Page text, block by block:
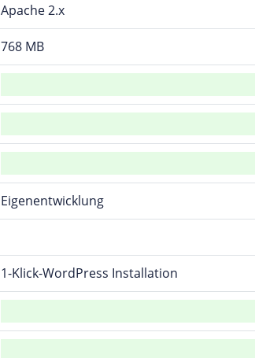
Apache 2.x
768 MB
Eigenentwicklung
1-Klick-WordPress Installation